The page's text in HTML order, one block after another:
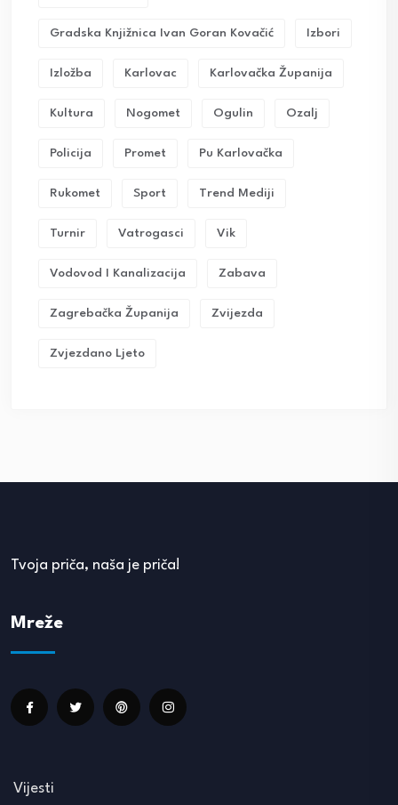
Gradska Knjižnica Ivan Goran Kovačić Izbori
Izložba Karlovac Karlovačka Županija
Kultura Nogomet Ogulin Ozalj
Policija Promet Pu Karlovačka
Rukomet Sport Trend Mediji
Turnir Vatrogasci Vik
Vodovod I Kanalizacija Zabava
Zagrebačka Županija Zvijezda
Zvjezdano Ljeto
Tvoja priča, naša je priča!
Mreže
Vijesti